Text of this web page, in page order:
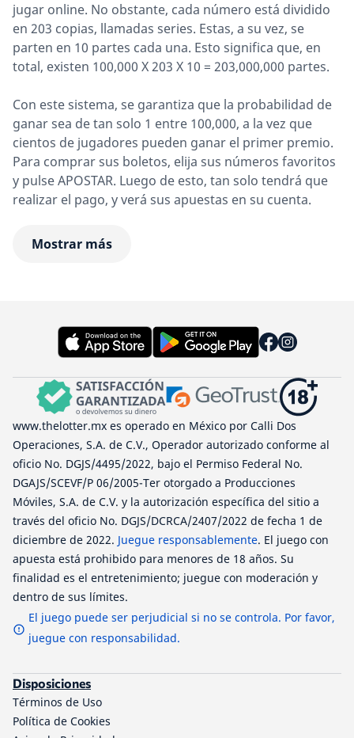
jugar online. No obstante, cada número está dividido
en 203 copias, llamadas series. Estas, a su vez, se
parten en 10 partes cada una. Esto significa que, en
total, existen 100,000 X 203 X 10 = 203,000,000 partes.
Con este sistema, se garantiza que la probabilidad de
ganar sea de tan solo 1 entre 100,000, a la vez que
cientos de jugadores pueden ganar el primer premio.
Para comprar sus boletos, elija sus números favoritos
y pulse APOSTAR. Luego de esto, tan solo tendrá que
realizar el pago, y verá sus apuestas en su cuenta.
Mostrar más
www.thelotter.mx es operado en México por Calli Dos
Operaciones, S.A. de C.V., Operador autorizado conforme al
oficio No. DGJS/4495/2022, bajo el Permiso Federal No.
DGAJS/SCEVF/P 06/2005-Ter otorgado a Producciones
Móviles, S.A. de C.V. y la autorización específica del sitio a
través del oficio No. DGJS/DCRCA/2407/2022 de fecha 1 de
diciembre de 2022. Juegue responsablemente. El juego con
apuesta está prohibido para menores de 18 años. Su
finalidad es el entretenimiento; juegue con moderación y
dentro de sus límites.
El juego puede ser perjudicial si no se controla. Por favor,
juegue con responsabilidad.
Disposiciones
Términos de Uso
Política de Cookies